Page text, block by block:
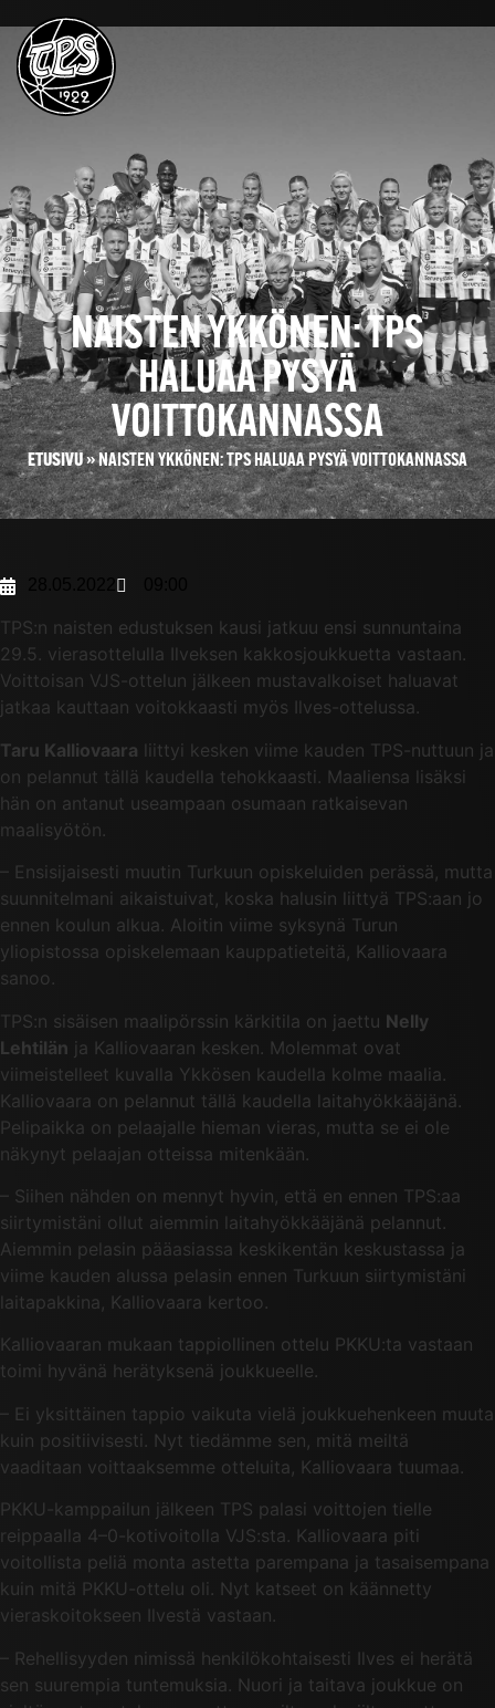
NAISTEN YKKÖNEN: TPS
HALUAA PYSYÄ
VOITTOKANNASSA
ETUSIVU»NAISTEN YKKÖNEN: TPS HALUAA PYSYÄ VOITTOKANNASSA
TPS:n naisten edustuksen kausi jatkuu ensi sunnuntaina
29.5. vierasottelulla Ilveksen kakkosjoukkuetta vastaan.
Voittoisan VJS-ottelun jälkeen mustavalkoiset haluavat
jatkaa kauttaan voitokkaasti myös Ilves-ottelussa.
Taru Kalliovaara liittyi kesken viime kauden TPS-nuttuun ja
on pelannut tällä kaudella tehokkaasti. Maaliensa lisäksi
hän on antanut useampaan osumaan ratkaisevan
maalisyötön.
– Ensisijaisesti muutin Turkuun opiskeluiden perässä, mutta
suunnitelmani aikaistuivat, koska halusin liittyä TPS:aan jo
ennen koulun alkua. Aloitin viime syksynä Turun
yliopistossa opiskelemaan kauppatieteitä, Kalliovaara
sanoo.
TPS:n sisäisen maalipörssin kärkitila on jaettu Nelly
Lehtilän ja Kalliovaaran kesken. Molemmat ovat
viimeistelleet kuvalla Ykkösen kaudella kolme maalia.
Kalliovaara on pelannut tällä kaudella laitahyökkääjänä.
Pelipaikka on pelaajalle hieman vieras, mutta se ei ole
näkynyt pelaajan otteissa mitenkään.
– Siihen nähden on mennyt hyvin, että en ennen TPS:aa
siirtymistäni ollut aiemmin laitahyökkääjänä pelannut.
Aiemmin pelasin pääasiassa keskikentän keskustassa ja
viime kauden alussa pelasin ennen Turkuun siirtymistäni
laitapakkina, Kalliovaara kertoo.
Kalliovaaran mukaan tappiollinen ottelu PKKU:ta vastaan
toimi hyvänä herätyksenä joukkueelle.
– Ei yksittäinen tappio vaikuta vielä joukkuehenkeen muuta
kuin positiivisesti. Nyt tiedämme sen, mitä meiltä
vaaditaan voittaaksemme otteluita, Kalliovaara tuumaa.
PKKU-kamppailun jälkeen TPS palasi voittojen tielle
reippaalla 4–0-kotivoitolla VJS:sta. Kalliovaara piti
voitollista peliä monta astetta parempana ja tasaisempana
kuin mitä PKKU-ottelu oli. Nyt katseet on käännetty
vieraskoitokseen Ilvestä vastaan.
– Rehellisyyden nimissä henkilökohtaisesti Ilves ei herätä
sen suurempia tuntemuksia. Nuori ja taitava joukkue on